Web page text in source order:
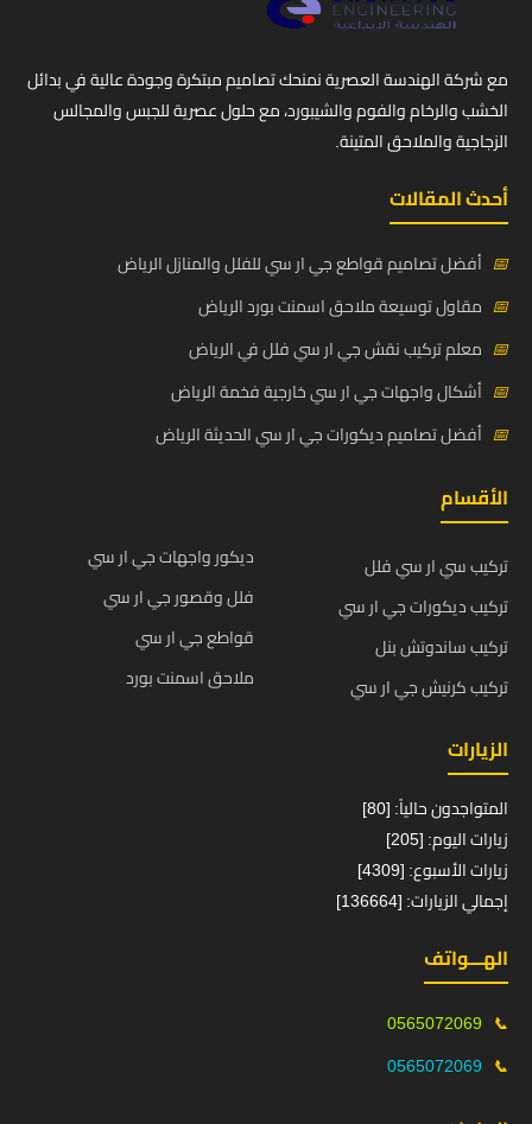
مع شركة الهندسة العصرية نمنحك تصاميم مبتكرة وجودة عالية في بدائل
الخشب والرخام والفوم والشيبورد، مع حلول عصرية للجبس والمجالس
الزجاجية والملاحق المتينة.
أحدث المقالات
📅 أفضل تصاميم قواطع جي ار سي للفلل والمنازل الرياض
📅 مقاول توسيعة ملاحق اسمنت بورد الرياض
📅 معلم تركيب نقش جي ار سي فلل في الرياض
📅 أشكال واجهات جي ار سي خارجية فخمة الرياض
📅 أفضل تصاميم ديكورات جي ار سي الحديثة الرياض
الأقسام
تركيب سي ار سي فلل
تركيب ديكورات جي ار سي
تركيب ساندوتش بنل
تركيب كرنيش جي ار سي
ديكور واجهات جي ار سي
فلل وقصور جي ار سي
قواطع جي ار سي
ملاحق اسمنت بورد
الزيارات
المتواجدون حالياً: [80]
زيارات اليوم: [205]
زيارات الأسبوع: [4309]
إجمالي الزيارات: [136664]
الهـــواتف
📞
0565072069
📞
0565072069